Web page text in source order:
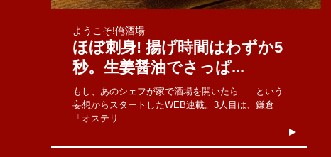
ようこそ!俺酒場
ほぼ刺身! 揚げ時間はわずか5
秒。生姜醤油でさっぱ...
もし、あのシェフが家で酒場を開いたら......という
妄想からスタートしたWEB連載。3人目は、鎌倉
「オステリ...